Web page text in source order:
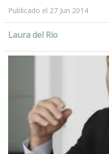
Publicado el 27 Jun 2014
Laura del Rio